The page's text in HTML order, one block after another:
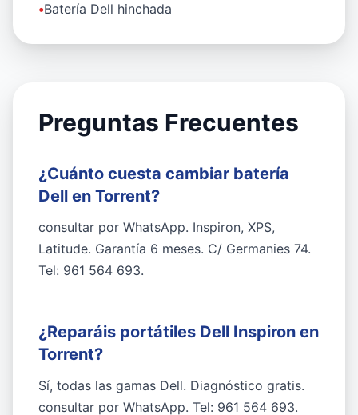
•Batería Dell hinchada
Preguntas Frecuentes
¿Cuánto cuesta cambiar batería
Dell en Torrent?
consultar por WhatsApp. Inspiron, XPS,
Latitude. Garantía 6 meses. C/ Germanies 74.
Tel: 961 564 693.
¿Reparáis portátiles Dell Inspiron en
Torrent?
Sí, todas las gamas Dell. Diagnóstico gratis.
consultar por WhatsApp. Tel: 961 564 693.